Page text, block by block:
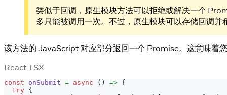
类似于回调，原生模块方法可以拒绝或解决一个
多只能被调用一次。不过，原生模块可以存储回调并
该方法的 JavaScript 对应部分返回一个 Promise。这意味着
React TSX
const onSubmit = async ( ) => {
try {